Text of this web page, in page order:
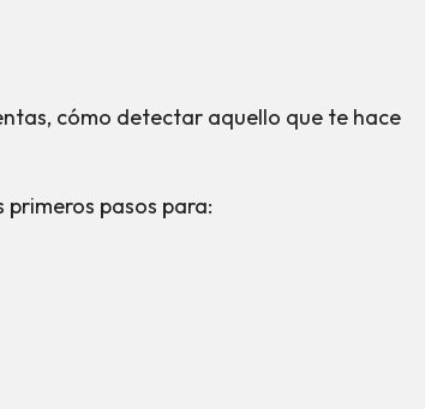
cómo detectar aquello que te hace
pasos para: